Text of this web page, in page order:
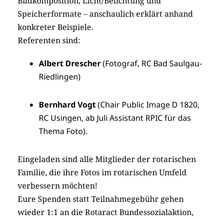
Speicherformate – anschaulich erklärt anhand
konkreter Beispiele.
Referenten sind:
Albert Drescher(Fotograf, RC Bad Saulgau-
Riedlingen)
Bernhard Vogt(Chair Public Image D 1820,
RC Usingen, ab Juli Assistant RPIC für das
Thema Foto).
Eingeladen sind alle Mitglieder der rotarischen
Familie, die ihre Fotos im rotarischen Umfeld
verbessern möchten!
Eure Spenden statt Teilnahmegebühr gehen
wieder 1:1 an die Rotaract Bundessozialaktion,